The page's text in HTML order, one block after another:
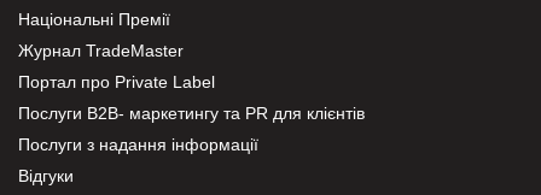
Національні Премії
Журнал TradeMaster
Портал про Private Label
Послуги В2В- маркетингу та PR для клієнтів
Послуги з надання інформації
Відгуки